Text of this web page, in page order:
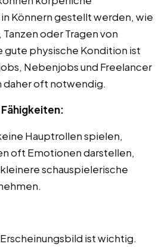
Könnern gestellt werden, wie
oder Tragen von
gute physische Kondition ist
Nebenjobs und Freelancer
daher oft notwendig.
Hauptrollen spielen,
oft Emotionen darstellen,
schauspielerische
ist wichtig.